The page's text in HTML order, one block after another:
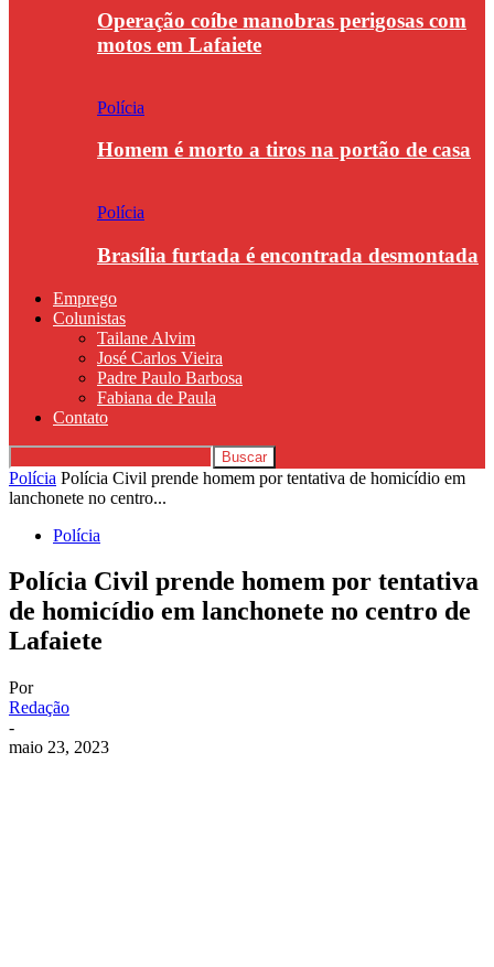
Operação coíbe manobras perigosas com
motos em Lafaiete
Polícia
Homem é morto a tiros na portão de casa
Polícia
Brasília furtada é encontrada desmontada
Emprego
Colunistas
Tailane Alvim
José Carlos Vieira
Padre Paulo Barbosa
Fabiana de Paula
Contato
Polícia Polícia Civil prende homem por tentativa de homicídio em
lanchonete no centro...
Polícia
Polícia Civil prende homem por tentativa
de homicídio em lanchonete no centro de
Lafaiete
Por
Redação
-
maio 23, 2023